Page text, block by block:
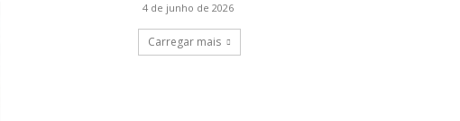
4 de junho de 2026
Carregar mais